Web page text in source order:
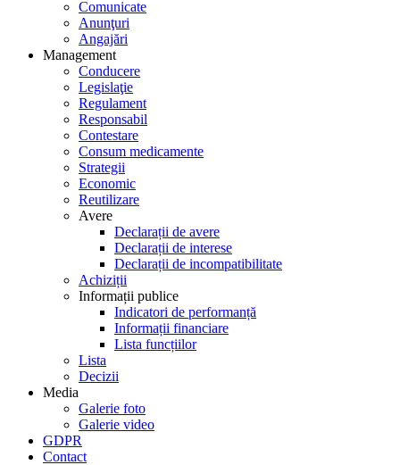
Comunicate
Anunţuri
Angajări
Management
Conducere
Legislaţie
Regulament
Responsabil
Contestare
Consum medicamente
Strategii
Economic
Reutilizare
Avere
Declarații de avere
Declarații de interese
Declarații de incompatibilitate
Achiziții
Informații publice
Indicatori de performanță
Informații financiare
Lista funcțiilor
Lista
Decizii
Media
Galerie foto
Galerie video
GDPR
Contact